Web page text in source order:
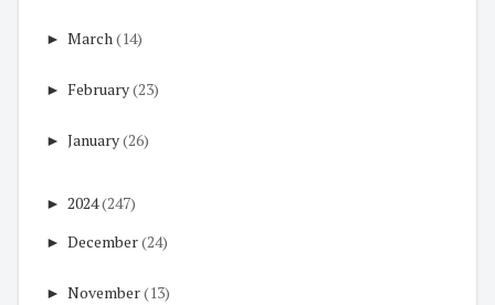
► March(14)
► February(23)
► January(26)
► 2024(247)
► December(24)
► November(13)